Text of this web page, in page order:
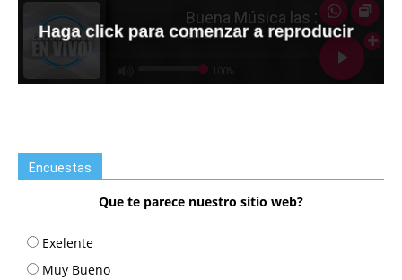
Encuestas
Que te parece nuestro sitio web?
Exelente
Muy Bueno